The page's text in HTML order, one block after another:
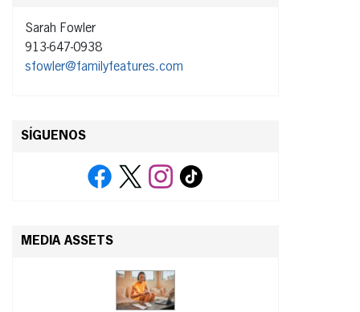
Sarah Fowler
913-647-0938
sfowler@familyfeatures.com
SÍGUENOS
MEDIA ASSETS